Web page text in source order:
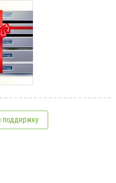
пользователей
8
поддержку